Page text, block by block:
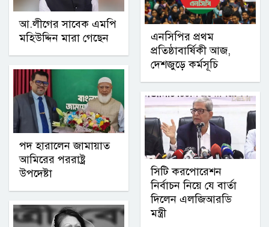
আ.লীগের সাবেক এমপি
মহিউদ্দিন মারা গেছেন
পদ হারালেন জামায়াত
আমিরের পররাষ্ট্র
উপদেষ্টা
এনসিপির প্রথম
প্রতিষ্ঠাবার্ষিকী আজ,
দেশজুড়ে কর্মসূচি
সিটি করপোরেশন
নির্বাচন নিয়ে যে বার্তা
দিলেন এলজিআরডি
মন্ত্রী